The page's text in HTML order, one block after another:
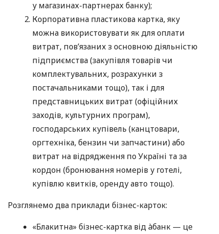
у магазинах-партнерах банку);
Корпоративна пластикова картка, яку
можна використовувати як для оплати
витрат, пов’язаних з основною діяльністю
підприємства (закупівля товарів чи
комплектувальних, розрахунки з
постачальниками тощо), так і для
представницьких витрат (офіційних
заходів, культурних програм),
господарських купівель (канцтовари,
оргтехніка, бензин чи запчастини) або
витрат на відрядження по Україні та за
кордон (бронювання номерів у готелі,
купівлю квитків, оренду авто тощо).
Розглянемо два приклади бізнес-карток:
«Блакитна» бізнес-картка від àбанк — це